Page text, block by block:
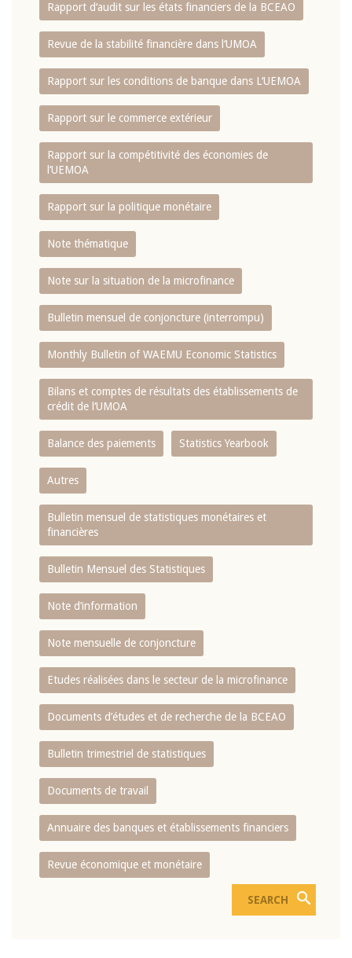
Rapport d‘audit sur les états financiers de la BCEAO
Revue de la stabilité financière dans l‘UMOA
Rapport sur les conditions de banque dans L‘UEMOA
Rapport sur le commerce extérieur
Rapport sur la compétitivité des économies de
l‘UEMOA
Rapport sur la politique monétaire
Note thématique
Note sur la situation de la microfinance
Bulletin mensuel de conjoncture (interrompu)
Monthly Bulletin of WAEMU Economic Statistics
Bilans et comptes de résultats des établissements de
crédit de l‘UMOA
Balance des paiements Statistics Yearbook
Autres
Bulletin mensuel de statistiques monétaires et
financières
Bulletin Mensuel des Statistiques
Note d’information
Note mensuelle de conjoncture
Etudes réalisées dans le secteur de la microfinance
Documents d’études et de recherche de la BCEAO
Bulletin trimestriel de statistiques
Documents de travail
Annuaire des banques et établissements financiers
Revue économique et monétaire